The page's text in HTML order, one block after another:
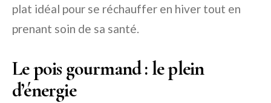
plat idéal pour se réchauffer en hiver tout en
prenant soin de sa santé.
Le pois gourmand : le plein
d’énergie